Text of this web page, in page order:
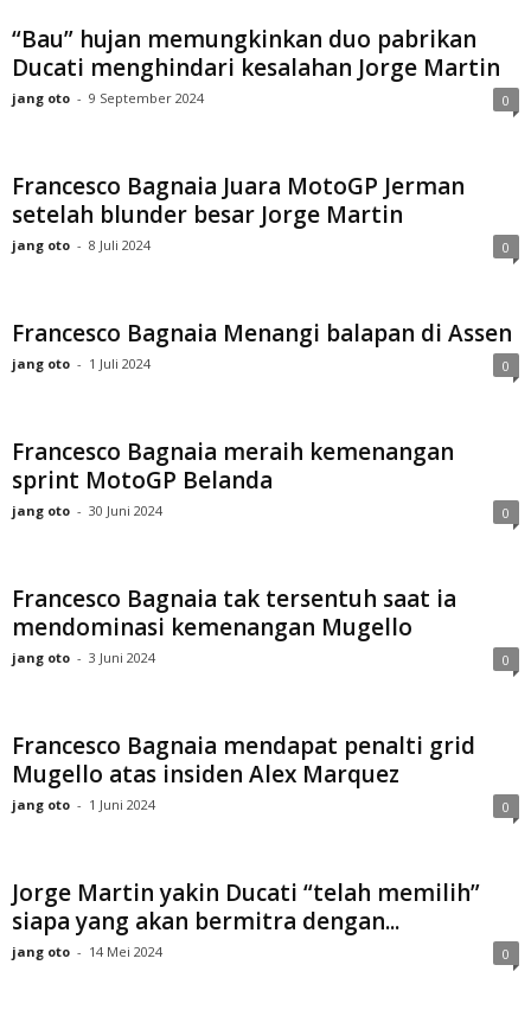
“Bau” hujan memungkinkan duo pabrikan
Ducati menghindari kesalahan Jorge Martin
jang oto - 9 September 2024 0
Francesco Bagnaia Juara MotoGP Jerman
setelah blunder besar Jorge Martin
jang oto - 8 Juli 2024 0
Francesco Bagnaia Menangi balapan di Assen
jang oto - 1 Juli 2024 0
Francesco Bagnaia meraih kemenangan
sprint MotoGP Belanda
jang oto - 30 Juni 2024 0
Francesco Bagnaia tak tersentuh saat ia
mendominasi kemenangan Mugello
jang oto - 3 Juni 2024 0
Francesco Bagnaia mendapat penalti grid
Mugello atas insiden Alex Marquez
jang oto - 1 Juni 2024 0
Jorge Martin yakin Ducati “telah memilih”
siapa yang akan bermitra dengan...
jang oto - 14 Mei 2024 0